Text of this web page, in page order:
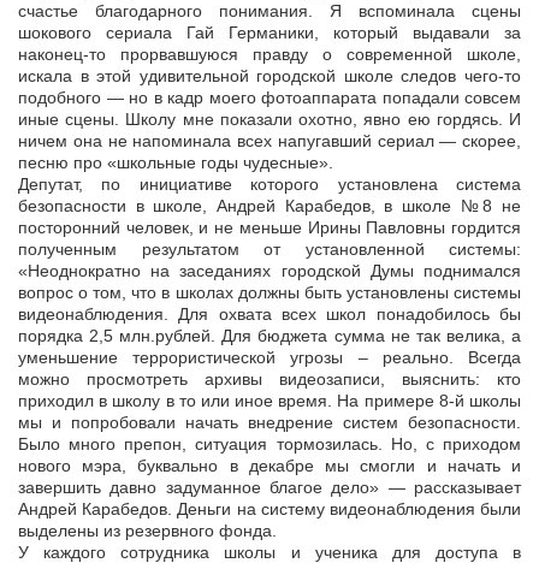
счастье благодарного понимания. Я вспоминала сцены
шокового сериала Гай Германики, который выдавали за
наконец-то прорвавшуюся правду о современной школе,
искала в этой удивительной городской школе следов чего-то
подобного — но в кадр моего фотоаппарата попадали совсем
иные сцены. Школу мне показали охотно, явно ею гордясь. И
ничем она не напоминала всех напугавший сериал — скорее,
песню про «школьные годы чудесные».
Депутат, по инициативе которого установлена система
безопасности в школе, Андрей Карабедов, в школе №8 не
посторонний человек, и не меньше Ирины Павловны гордится
полученным результатом от установленной системы:
«Неоднократно на заседаниях городской Думы поднимался
вопрос о том, что в школах должны быть установлены системы
видеонаблюдения. Для охвата всех школ понадобилось бы
порядка 2,5 млн.рублей. Для бюджета сумма не так велика, а
уменьшение террористической угрозы – реально. Всегда
можно просмотреть архивы видеозаписи, выяснить: кто
приходил в школу в то или иное время. На примере 8-й школы
мы и попробовали начать внедрение систем безопасности.
Было много препон, ситуация тормозилась. Но, с приходом
нового мэра, буквально в декабре мы смогли и начать и
завершить давно задуманное благое дело» — рассказывает
Андрей Карабедов. Деньги на систему видеонаблюдения были
выделены из резервного фонда.
У каждого сотрудника школы и ученика для доступа в